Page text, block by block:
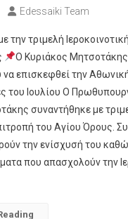
Edessaiki Team
την τριμελή
Ο Κυριάκος
επισκεφθεί την
του Ιουλίου Ο
συναντήθηκε με
του Αγίου Όρους.
την ενίσχυσή του
που απασχολούν την